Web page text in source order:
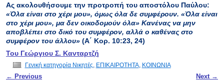
Ας ακολουθήσουμε την προτροπή του αποστόλου Παύλου:
«Όλα είναι στο χέρι μου», όμως όλα δε συμφέρουν. «Όλα είναι
στο χέρι μου», μα δεν οικοδομούν όλα» Κανένας να μην
αποβλέπει στο δικό του συμφέρον, αλλά ο καθένας στο
συμφέρον του άλλου» (Α΄ Κορ. 10:23, 24)
Του Γεώργιου Σ. Κανταρτζή
Γενική κατηγορία Νικητές ΕΠΙΚΑΙΡΟΤΗΤΑ, ΚΟΙΝΩΝΙΑ
Post navigation
← Previous Next →